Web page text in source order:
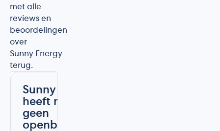
met alle
reviews en
beoordelingen
over
Sunny Energy
terug.
Sunny Energy
heeft nog
geen
openbare